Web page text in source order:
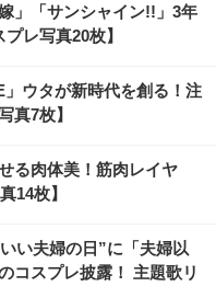
」「サンシャイン!!」3年
レ写真20枚】
」ウタが新時代を創る！注
真7枚】
る肉体美！筋肉レイヤ
14枚】
い夫婦の日”に「夫婦以
コスプレ披露！ 主題歌リ